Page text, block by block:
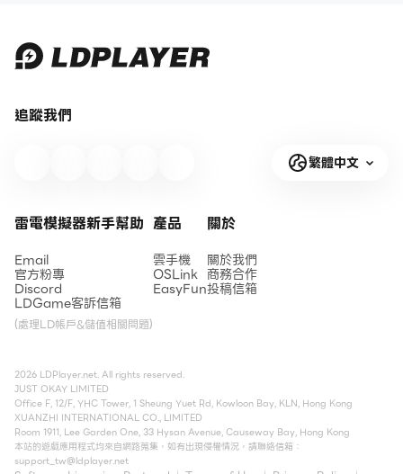
追蹤我們
繁體中文
雷電模擬器新手幫助
Email
官方粉專
Discord
LDGame客訴信箱
(處理LD帳戶&儲值相關問題)
產品
雲手機
OSLink
EasyFun
關於
關於我們
商務合作
投稿信箱
2026 LDPlayer.net. All rights reserved.
JUST OKAY LIMITED
Office F, 12/F, YHC Tower, 1 Sheung Yuet Rd, Kowloon Bay, KLN, Hong Kong
XUANZHI INTERNATIONAL CO., LIMITED
Room 1911, Lee Garden One, 33 Hysan Avenue, Causeway Bay, Hong Kong
本站的遊戲應用程式均來自網路蒐集，如有出現侵權情況，請聯絡信箱：
support_tw@ldplayer.net